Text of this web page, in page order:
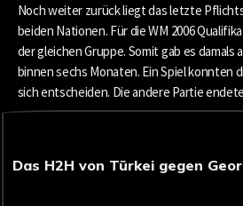
Noch weiter zurück liegt das letzte
beiden Nationen. Für die WM 2006
der gleichen Gruppe. Somit gab es damals
binnen sechs Monaten. Ein Spiel konnten
sich entscheiden. Die andere Partie
Das H2H von Türkei gegen